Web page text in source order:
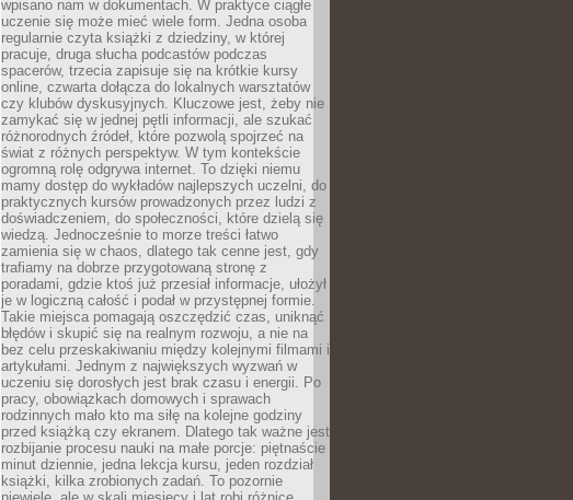
wpisano nam w dokumentach. W praktyce ciągłe
uczenie się może mieć wiele form. Jedna osoba
regularnie czyta książki z dziedziny, w której
pracuje, druga słucha podcastów podczas
spacerów, trzecia zapisuje się na krótkie kursy
online, czwarta dołącza do lokalnych warsztatów
czy klubów dyskusyjnych. Kluczowe jest, żeby nie
zamykać się w jednej pętli informacji, ale szukać
różnorodnych źródeł, które pozwolą spojrzeć na
świat z różnych perspektyw. W tym kontekście
ogromną rolę odgrywa internet. To dzięki niemu
mamy dostęp do wykładów najlepszych uczelni, do
praktycznych kursów prowadzonych przez ludzi z
doświadczeniem, do społeczności, które dzielą się
wiedzą. Jednocześnie to morze treści łatwo
zamienia się w chaos, dlatego tak cenne jest, gdy
trafiamy na dobrze przygotowaną stronę z
poradami, gdzie ktoś już przesiał informacje, ułożył
je w logiczną całość i podał w przystępnej formie.
Takie miejsca pomagają oszczędzić czas, uniknąć
błędów i skupić się na realnym rozwoju, a nie na
bez celu przeskakiwaniu między kolejnymi filmami i
artykułami. Jednym z największych wyzwań w
uczeniu się dorosłych jest brak czasu i energii. Po
pracy, obowiązkach domowych i sprawach
rodzinnych mało kto ma siłę na kolejne godziny
przed książką czy ekranem. Dlatego tak ważne jest
rozbijanie procesu nauki na małe porcje: piętnaście
minut dziennie, jedna lekcja kursu, jeden rozdział
książki, kilka zrobionych zadań. To pozornie